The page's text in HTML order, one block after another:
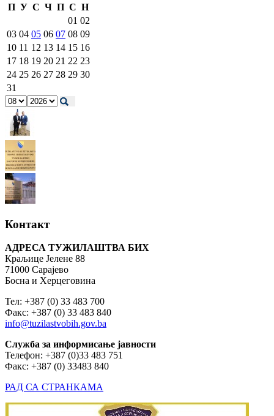
П У С Ч П С Н
01 02
03 04 05 06 07 08 09
10 11 12 13 14 15 16
17 18 19 20 21 22 23
24 25 26 27 28 29 30
31
Контакт
АДРЕСА ТУЖИЛАШТВА БИХ
Краљице Јелене 88
71000 Сарајево
Босна и Херцеговина
Тел: +387 (0) 33 483 700
Факс: +387 (0) 33 483 840
info@tuzilastvobih.gov.ba
Служба за информисање јавности
Телефон: +387 (0)33 483 751
Факс: +387 (0) 33483 840
РАД СА СТРАНКАМА